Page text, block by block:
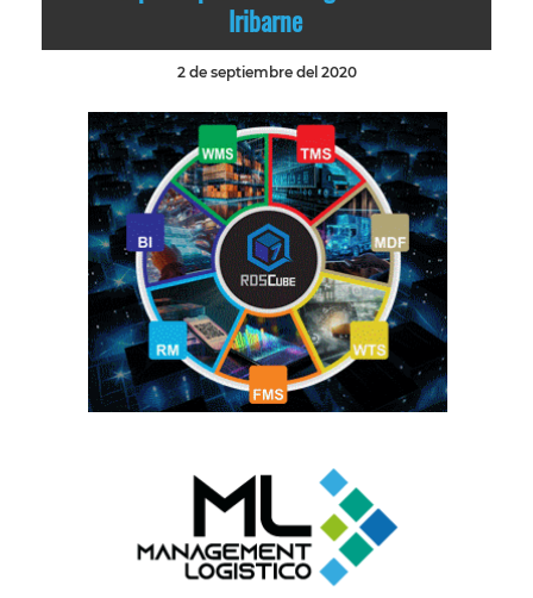
Iribarne
2 de septiembre del 2020